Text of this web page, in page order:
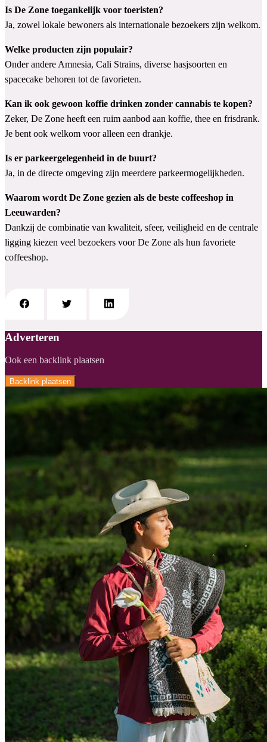
Is De Zone toegankelijk voor toeristen?
Ja, zowel lokale bewoners als internationale bezoekers zijn welkom.
Welke producten zijn populair?
Onder andere Amnesia, Cali Strains, diverse hasjsoorten en
spacecake behoren tot de favorieten.
Kan ik ook gewoon koffie drinken zonder cannabis te kopen?
Zeker, De Zone heeft een ruim aanbod aan koffie, thee en frisdrank.
Je bent ook welkom voor alleen een drankje.
Is er parkeergelegenheid in de buurt?
Ja, in de directe omgeving zijn meerdere parkeermogelijkheden.
Waarom wordt De Zone gezien als de beste coffeeshop in
Leeuwarden?
Dankzij de combinatie van kwaliteit, sfeer, veiligheid en de centrale
ligging kiezen veel bezoekers voor De Zone als hun favoriete
coffeeshop.
Adverteren
Ook een backlink plaatsen
Backlink plaatsen